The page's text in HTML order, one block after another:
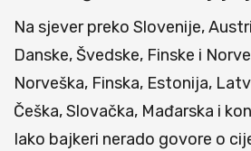
Na sjever preko Slovenije,
Danske, Švedske, Finske i
Norveška, Finska, Estonija,
Češka, Slovačka, Mađarska i
Iako bajkeri nerado govore o